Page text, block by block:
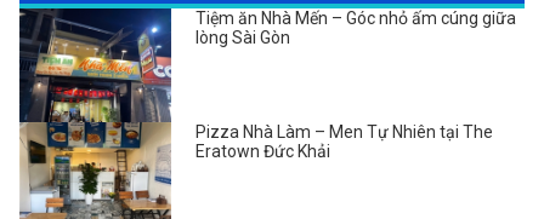
Tiệm ăn Nhà Mến – Góc nhỏ ấm cúng giữa
lòng Sài Gòn
Pizza Nhà Làm – Men Tự Nhiên tại The
Eratown Đức Khải